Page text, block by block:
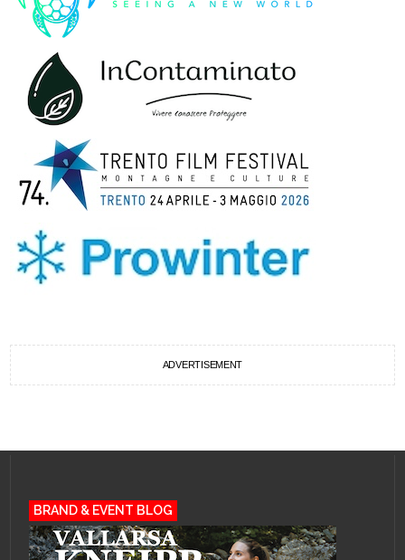
ADVERTISEMENT
BRAND & EVENT BLOG